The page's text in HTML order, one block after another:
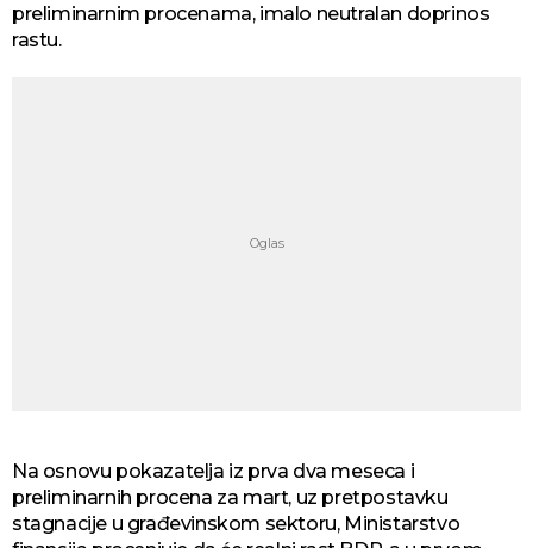
preliminarnim procenama, imalo neutralan doprinos
rastu.
Na osnovu pokazatelja iz prva dva meseca i
preliminarnih procena za mart, uz pretpostavku
stagnacije u građevinskom sektoru, Ministarstvo